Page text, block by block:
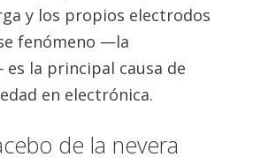
y los propios electrodos
fenómeno —la
la principal causa de
en electrónica.
de la nevera